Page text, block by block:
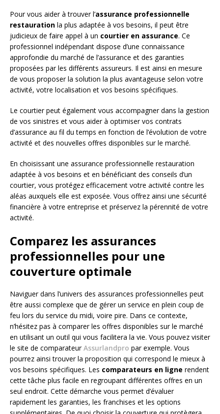
Pour vous aider à trouver l’assurance professionnelle
restauration la plus adaptée à vos besoins, il peut être
judicieux de faire appel à un courtier en assurance. Ce
professionnel indépendant dispose d’une connaissance
approfondie du marché de l’assurance et des garanties
proposées par les différents assureurs. Il est ainsi en mesure
de vous proposer la solution la plus avantageuse selon votre
activité, votre localisation et vos besoins spécifiques.
Le courtier peut également vous accompagner dans la gestion
de vos sinistres et vous aider à optimiser vos contrats
d’assurance au fil du temps en fonction de l’évolution de votre
activité et des nouvelles offres disponibles sur le marché.
En choisissant une assurance professionnelle restauration
adaptée à vos besoins et en bénéficiant des conseils d’un
courtier, vous protégez efficacement votre activité contre les
aléas auxquels elle est exposée. Vous offrez ainsi une sécurité
financière à votre entreprise et préservez la pérennité de votre
activité.
Comparez les assurances
professionnelles pour une
couverture optimale
Naviguer dans l’univers des assurances professionnelles peut
être aussi complexe que de gérer un service en plein coup de
feu lors du service du midi, voire pire. Dans ce contexte,
n’hésitez pas à comparer les offres disponibles sur le marché
en utilisant un outil qui vous facilitera la vie. Vous pouvez visiter
le site de comparateurAssurlandpro par exemple. Vous
pourrez ainsi trouver la proposition qui correspond le mieux à
vos besoins spécifiques. Les comparateurs en ligne rendent
cette tâche plus facile en regroupant différentes offres en un
seul endroit. Cette démarche vous permet d’évaluer
rapidement les garanties, les franchises et les options